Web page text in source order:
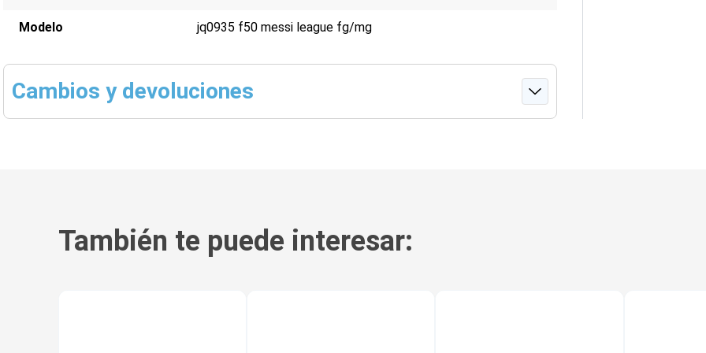
Modelo jq0935 f50 messi league fg/mg
Cambios y devoluciones
También te puede interesar: